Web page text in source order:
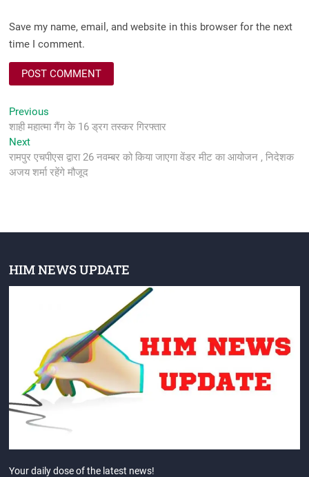
Save my name, email, and website in this browser for the next
time I comment.
Post
navigation
Previous
post:
शाही महात्मा गैंग के 16 ड्रग तस्कर गिरफ्तार
NextNext
post:
रामपुर एचपीएस द्वारा 26 नवम्बर को किया जाएगा वेंडर मीट का आयोजन , निदेशक
अजय शर्मा रहेंगे मौजूद
HIM NEWS UPDATE
Your daily dose of the latest news!